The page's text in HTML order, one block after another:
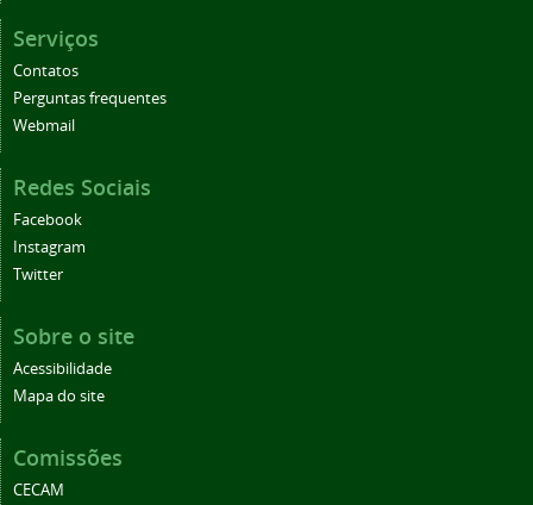
Serviços
Contatos
Perguntas frequentes
Webmail
Redes Sociais
Facebook
Instagram
Twitter
Sobre o site
Acessibilidade
Mapa do site
Comissões
CECAM